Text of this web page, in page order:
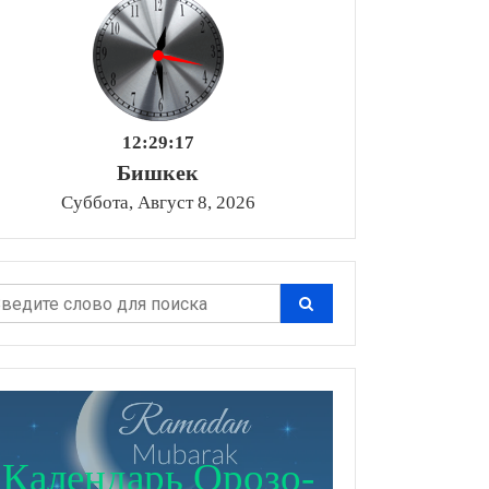
12:29:18
Бишкек
Суббота, Август 8, 2026
Календарь Орозо-